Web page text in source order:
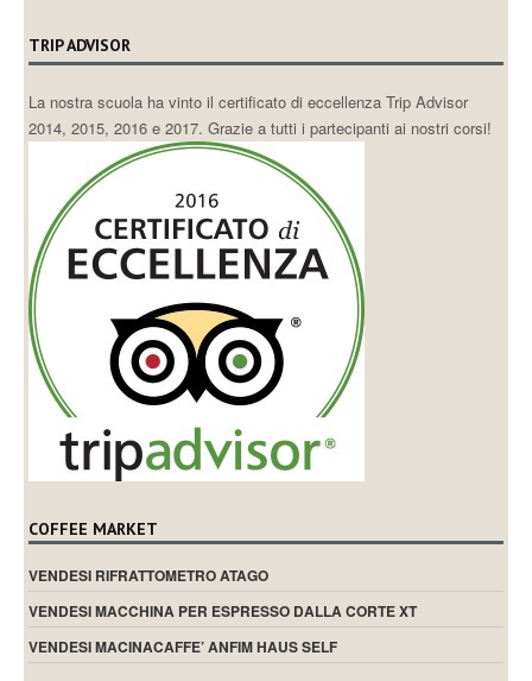
TRIP ADVISOR
La nostra scuola ha vinto il certificato di eccellenza Trip Advisor
2014, 2015, 2016 e 2017. Grazie a tutti i partecipanti ai nostri corsi!
COFFEE MARKET
VENDESI RIFRATTOMETRO ATAGO
VENDESI MACCHINA PER ESPRESSO DALLA CORTE XT
VENDESI MACINACAFFE’ ANFIM HAUS SELF